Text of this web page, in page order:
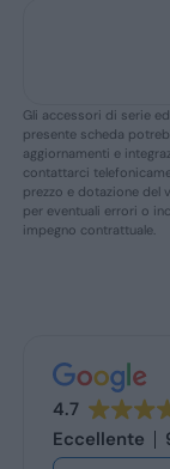
Gli accessori di serie
presente scheda
aggiornamenti e
contattarci
prezzo e dotazione del
per eventuali errori o
impegno contrattuale.
4.7
Eccellente